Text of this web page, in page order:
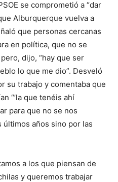
se comprometió a “dar
Alburquerque vuelva a
que personas cercanas
en política, que no se
dijo, “hay que ser
lo que me dio”. Desveló
su trabajo y comentaba que
“’la que tenéis ahí
para que no se nos
últimos años sino por las
a los que piensan de
y queremos trabajar